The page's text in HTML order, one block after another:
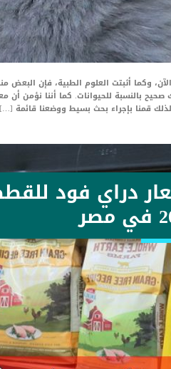
وكما أثبتت العلوم الطبية، فإن
صحيح بالنسبة للحيوانات. كما أننا نؤمن
قمنا بإجراء بحث بسيط ووضعنا قائمة […]
دراي فود